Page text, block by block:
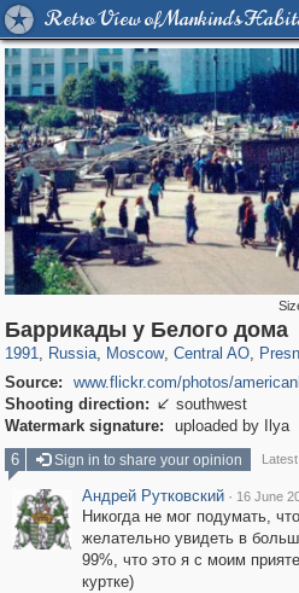
Retro View of Mankind's
Баррикады у Белого дома
1991, Russia
1,407,363 29,248
, Moscow
319,882 8,286
, Central AO
160,021 5,916
,
13,345
Source:
www.flickr.com/photos/
Shooting direction:  southwest
Watermark signature:
uploaded by Ilya
6
Sign in to share your opinion
Андрей Рутковский · 16 June
Никогда не мог подумать,
желательно увидеть в
99%, что это я с моим
куртке)